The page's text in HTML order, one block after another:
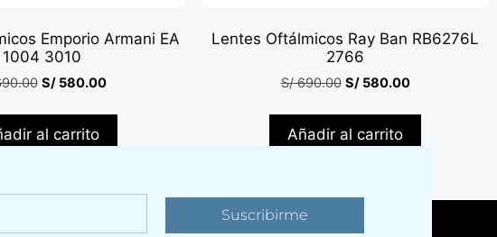
Emporio Armani EA
1004 3010
S/580.00
al carrito
Lentes Oftálmicos Ray Ban RB6276L
2766
S/690.00 S/580.00
Añadir al carrito
Suscribirme